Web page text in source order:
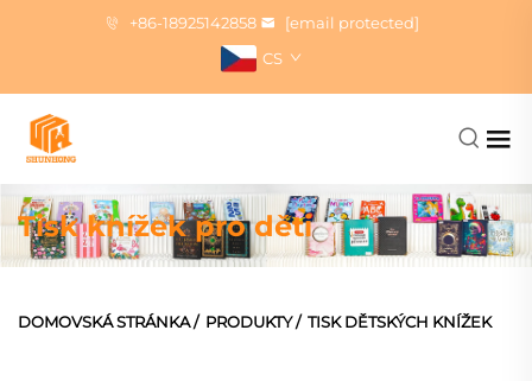
+86-18925142858
[email protected]
CS
Tisk knížek pro děti
DOMOVSKÁ STRÁNKA/ PRODUKTY/ TISK DĚTSKÝCH KNÍŽEK